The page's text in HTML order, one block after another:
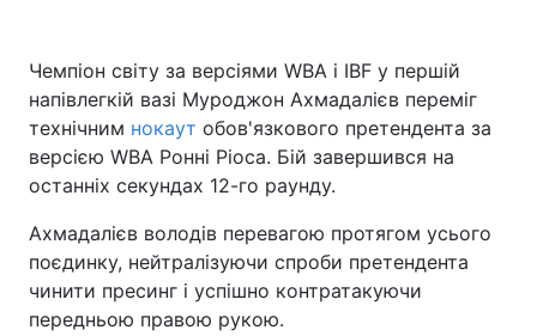
Головна Війна
Україна Політика
Економіка Світ
Техно і зв'язок Лайт
Зброя
Чемпіон світу за версіями WBA і IBF у першій
напівлегкій вазі Муроджон Ахмадалієв переміг
технічним нокаут обов'язкового претендента за
версією WBA Ронні Ріоса. Бій завершився на
останніх секундах 12-го раунду.
Ахмадалієв володів перевагою протягом усього
поєдинку, нейтралізуючи спроби претендента
чинити пресинг і успішно контратакуючи
передньою правою рукою.